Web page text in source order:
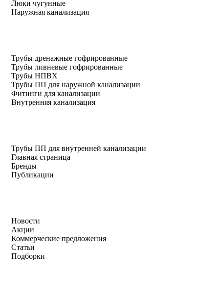
Люки чугунные
Наружная канализация
Трубы дренажные гофрированные
Трубы ливневые гофрированные
Трубы НПВХ
Трубы ПП для наружной канализации
Фитинги для канализации
Внутренняя канализация
Трубы ПП для внутренней канализации
Главная страница
Бренды
Публикации
Новости
Акции
Коммерческие предложения
Статьи
Подборки